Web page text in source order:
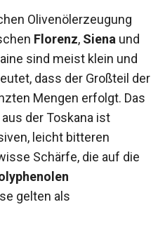
Olivenölerzeugung
Florenz, Siena und
sind meist klein und
dass der Großteil der
Mengen erfolgt. Das
aus der Toskana ist
leicht bitteren
Schärfe, die auf die
gelten als